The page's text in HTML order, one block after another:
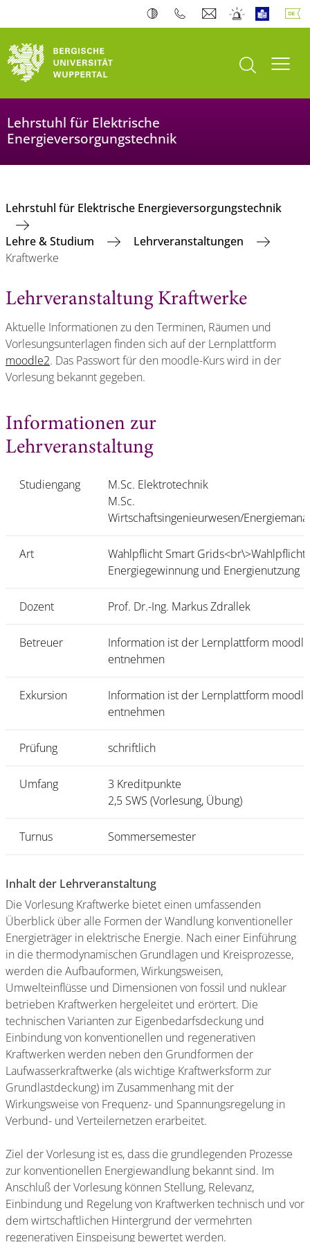
Suche öffnen
Lehrstuhl für Elektrische
Energieversorgungstechnik
Lehrstuhl für Elektrische Energieversorgungstechnik
Lehre & Studium
Lehrveranstaltungen
Kraftwerke
Lehrveranstaltung Kraftwerke
Aktuelle Informationen zu den Terminen, Räumen und
Vorlesungsunterlagen finden sich auf der Lernplattform
moodle2. Das Passwort für den moodle-Kurs wird in der
Vorlesung bekannt gegeben.
Informationen zur
Lehrveranstaltung
Studiengang
M.Sc. Elektrotechnik
M.Sc.
Wirtschaftsingenieurwesen/
Art
Wahlpflicht Smart Grids<br\>Wahlpflicht
Energiegewinnung und Energienutzung
Dozent Prof. Dr.-Ing. Markus Zdrallek
Betreuer
Information ist der Lernplattform
entnehmen
Exkursion
Information ist der Lernplattform
entnehmen
Prüfung schriftlich
Umfang
3 Kreditpunkte
2,5 SWS (Vorlesung, Übung)
Turnus Sommersemester
Inhalt der Lehrveranstaltung
Die Vorlesung Kraftwerke bietet einen umfassenden
Überblick über alle Formen der Wandlung konventioneller
Energieträger in elektrische Energie. Nach einer Einführung
in die thermodynamischen Grundlagen und Kreisprozesse,
werden die Aufbauformen, Wirkungsweisen,
Umwelteinflüsse und Dimensionen von fossil und nuklear
betrieben Kraftwerken hergeleitet und erörtert. Die
technischen Varianten zur Eigenbedarfsdeckung und
Einbindung von konventionellen und regenerativen
Kraftwerken werden neben den Grundformen der
Laufwasserkraftwerke (als wichtige Kraftwerksform zur
Grundlastdeckung) im Zusammenhang mit der
Wirkungsweise von Frequenz- und Spannungsregelung in
Verbund- und Verteilernetzen erarbeitet.
Ziel der Vorlesung ist es, dass die grundlegenden Prozesse
zur konventionellen Energiewandlung bekannt sind. Im
Anschluß der Vorlesung können Stellung, Relevanz,
Einbindung und Regelung von Kraftwerken technisch und vor
dem wirtschaftlichen Hintergrund der vermehrten
regenerativen Einspeisung bewertet werden.